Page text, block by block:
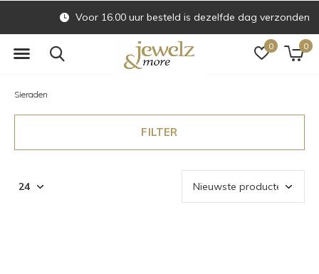
0 0
Voor 16.00 uur besteld is dezelfde dag verzonden
Sieraden
FILTER